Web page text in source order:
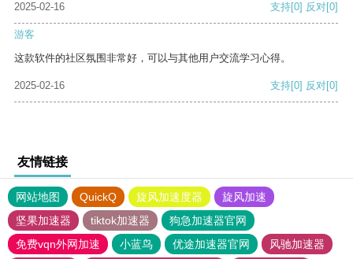
2025-02-16 支持[0] 反对[0]
游客
这款软件的社区氛围非常好，可以与其他用户交流学习心得。
2025-02-16 支持[0] 反对[0]
友情链接
网站地图 QuickQ 旋风加速度器
旋风加速
坚果加速器
tiktok加速器
狗急加速器官网
免费vqn外网加速
小蓝鸟 优途加速器官网
风驰加速器